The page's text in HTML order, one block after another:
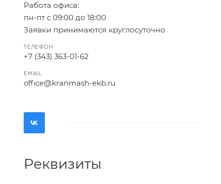
Работа офиса:
пн-пт с 09:00 до 18:00
Заявки принимаются круглосуточно
ТЕЛЕФОН
+7 (343) 363-01-62
EMAIL
office@kranmash-ekb.ru
Реквизиты